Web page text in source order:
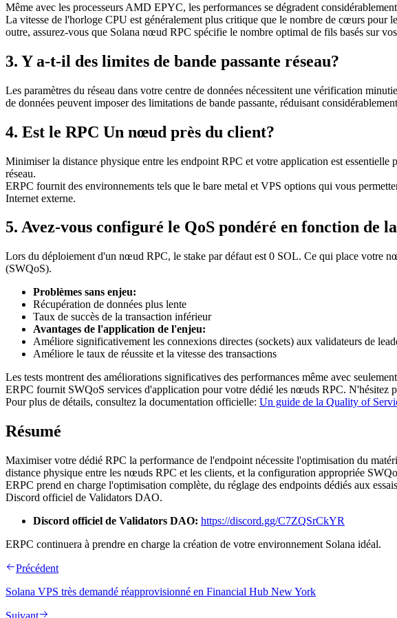
Même avec les processeurs AMD EPYC, les performances se dégradent
La vitesse de l'horloge CPU est généralement plus critique que le nombre de cœurs
outre, assurez-vous que Solana nœud RPC spécifie le nombre optimal de fils basés sur
3. Y a-t-il des limites de bande passante réseau?
Les paramètres du réseau dans votre centre de données nécessitent une vérification
de données peuvent imposer des limitations de bande passante, réduisant
4. Est le RPC Un nœud près du client?
Minimiser la distance physique entre les endpoint RPC et votre application est
réseau.
ERPC fournit des environnements tels que le bare metal et VPS options qui vous
Internet externe.
5. Avez-vous configuré le QoS pondéré en fonction de
Lors du déploiement d'un nœud RPC, le stake par défaut est 0 SOL. Ce qui place votre
(SWQoS).
Problèmes sans enjeu:
Récupération de données plus lente
Taux de succès de la transaction inférieur
Avantages de l'application de l'enjeu:
Améliore significativement les connexions directes (sockets) aux validateurs de
Améliore le taux de réussite et la vitesse des transactions
Les tests montrent des améliorations significatives des performances même avec
ERPC fournit SWQoS services d'application pour votre dédié les nœuds RPC. N'hésitez
Pour plus de détails, consultez la documentation officielle: Un guide de la Quality of
Résumé
Maximiser votre dédié RPC la performance de l'endpoint nécessite l'optimisation du
distance physique entre les nœuds RPC et les clients, et la configuration appropriée
ERPC prend en charge l'optimisation complète, du réglage des endpoints dédiés aux
Discord officiel de Validators DAO.
Discord officiel de Validators DAO: https://discord.gg/C7ZQSrCkYR
ERPC continuera à prendre en charge la création de votre environnement Solana idéal.
Précédent
Solana VPS très demandé réapprovisionné en Financial Hub New York